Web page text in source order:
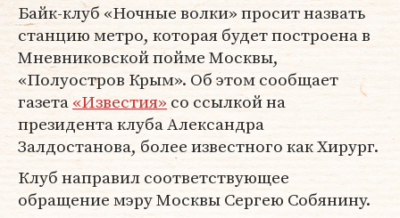
Байк-клуб «Ночные волки» просит назвать
станцию метро, которая будет построена в
Мневниковской пойме Москвы,
«Полуостров Крым». Об этом сообщает
газета«Известия»со ссылкой на
президента клуба Александра
Залдостанова, более известного как Хирург.
Клуб направил соответствующее
обращение мэру Москвы Сергею Собянину.